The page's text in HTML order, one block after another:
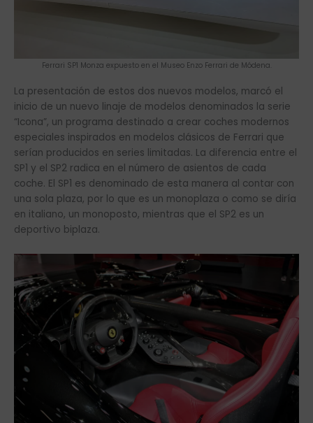
Ferrari SP1 Monza expuesto en el Museo Enzo Ferrari de Módena.
La presentación de estos dos nuevos modelos, marcó el
inicio de un nuevo linaje de modelos denominados la serie
“Icona”, un programa destinado a crear coches modernos
especiales inspirados en modelos clásicos de Ferrari que
serían producidos en series limitadas. La diferencia entre el
SP1 y el SP2 radica en el número de asientos de cada
coche. El SP1 es denominado de esta manera al contar con
una sola plaza, por lo que es un monoplaza o como se diría
en italiano, un monoposto, mientras que el SP2 es un
deportivo biplaza.